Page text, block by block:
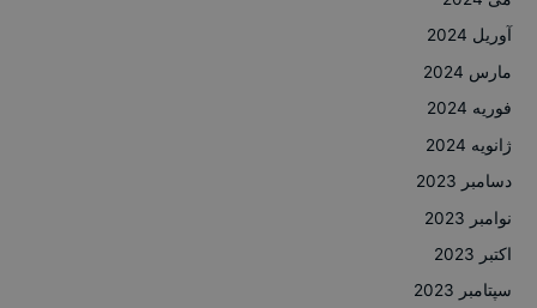
آوریل 2024
مارس 2024
فوریه 2024
ژانویه 2024
دسامبر 2023
نوامبر 2023
اکتبر 2023
سپتامبر 2023